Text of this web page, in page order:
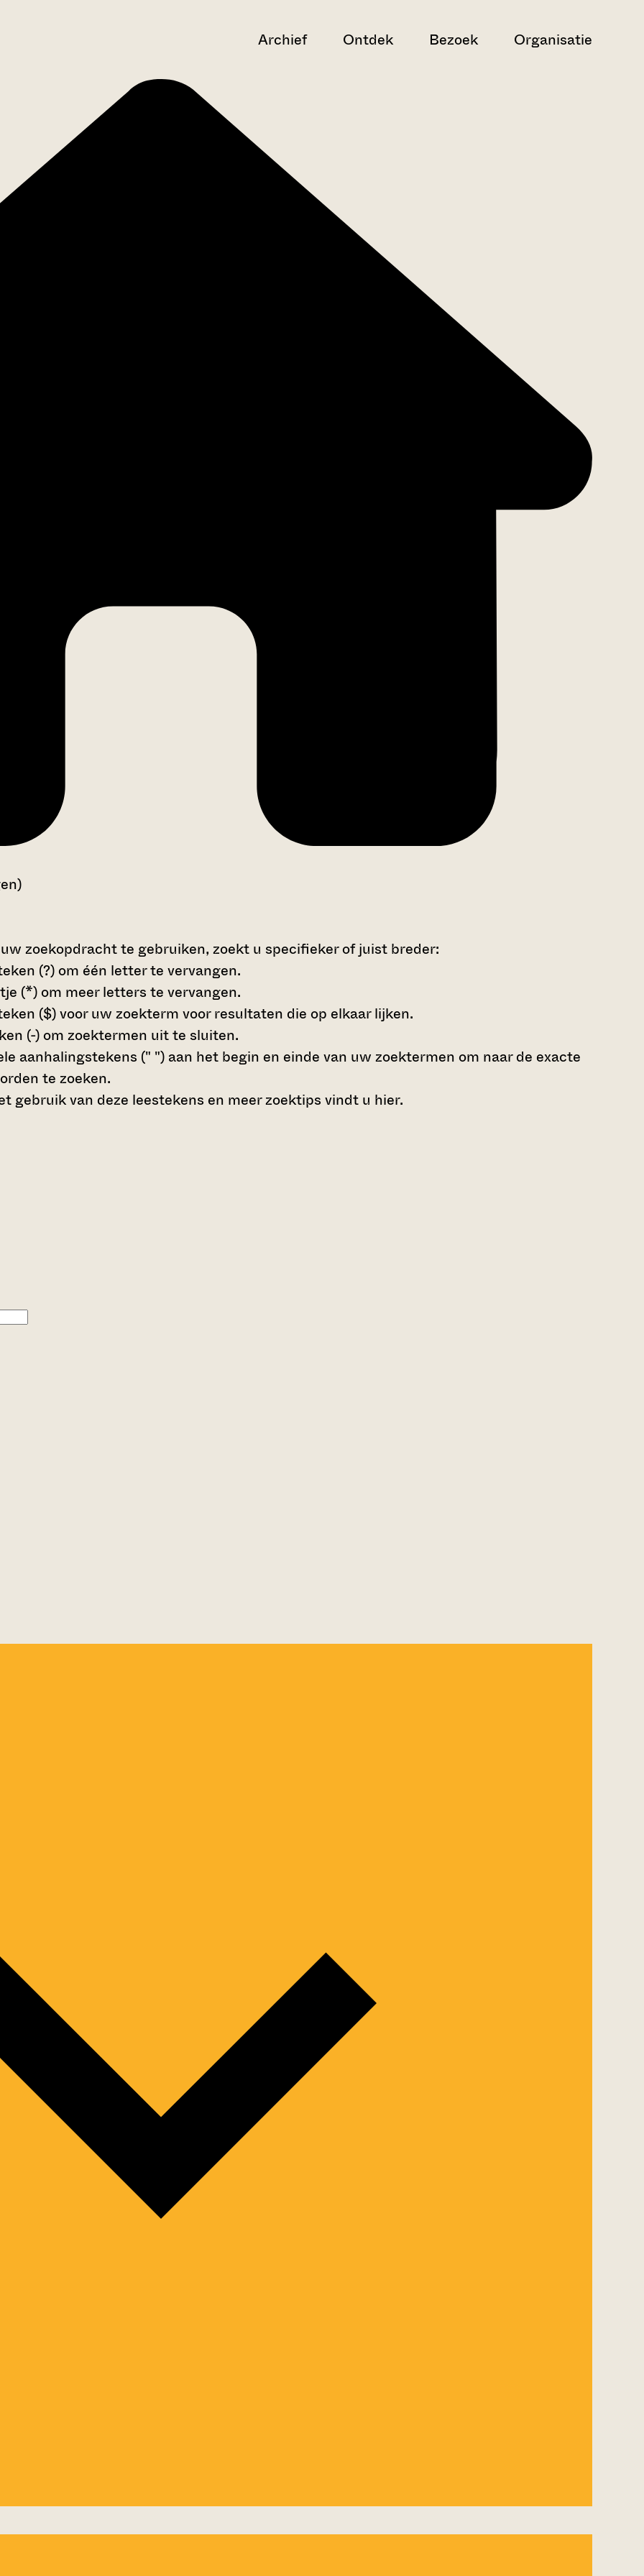
Archief Ontdek Bezoek Organisatie
zoekopdracht te gebruiken, zoekt u specifieker of juist breder:
(?) om één letter te vervangen.
(*) om meer letters te vervangen.
($)voor uw zoekterm voor resultaten die op elkaar lijken.
(-) om zoektermen uit te sluiten.
aanhalingstekens (" ") aan het begin en einde van uw zoektermen om naar de exacte
te zoeken.
gebruik van deze leestekens en meer zoektips vindt u hier.